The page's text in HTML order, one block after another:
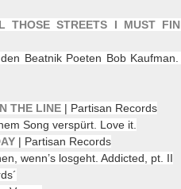
THOSE STREETS I MUST
Beatnik Poeten Bob
THE LINE | Partisan Records
Song verspürt. Love it.
| Partisan Records
wenn’s losgeht. Addicted, pt. II